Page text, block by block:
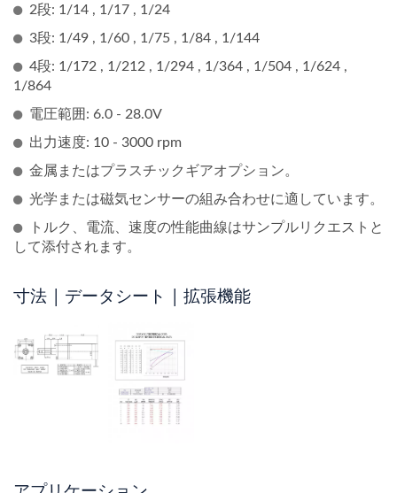
2段: 1/14 , 1/17 , 1/24
3段: 1/49 , 1/60 , 1/75 , 1/84 , 1/144
4段: 1/172 , 1/212 , 1/294 , 1/364 , 1/504 , 1/624 ,
1/864
電圧範囲: 6.0 - 28.0V
出力速度: 10 - 3000 rpm
金属またはプラスチックギアオプション。
光学または磁気センサーの組み合わせに適しています。
トルク、電流、速度の性能曲線はサンプルリクエストと
して添付されます。
寸法 | データシート | 拡張機能